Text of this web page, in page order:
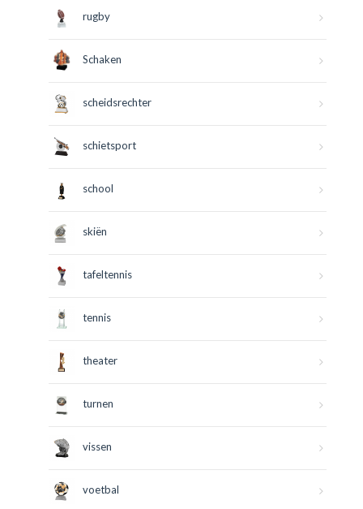
rugby
Schaken
scheidsrechter
schietsport
school
skiën
tafeltennis
tennis
theater
turnen
vissen
voetbal